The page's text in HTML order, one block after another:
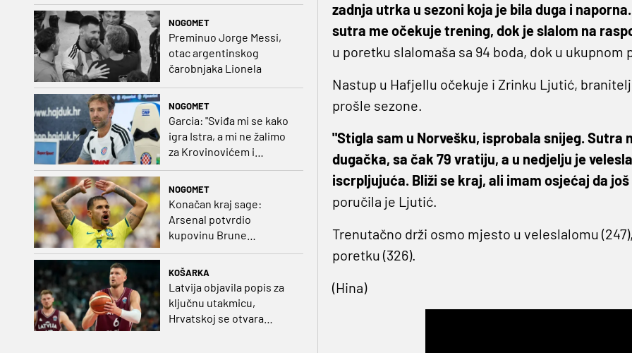
NOGOMET
Preminuo Jorge Messi,
otac argentinskog
čarobnjaka Lionela
NOGOMET
Garcia: "Sviđa mi se kako
igra Istra, a mi ne žalimo
za Krovinovićem i
Guillamonom. Selahi?
NOGOMET
Konačan kraj sage:
Arsenal potvrdio
kupovinu Brune
KOŠARKA
Latvija objavila popis za
ključnu utakmicu,
Hrvatskoj se otvara
zadnja utrka u sezoni koja je bila duga i
sutra me očekuje trening, dok je slalom na
u poretku slalomaša sa 94 boda, dok u ukupnom
Nastup u Hafjellu očekuje i Zrinku Ljutić,
prošle sezone.
"Stigla sam u Norvešku, isprobala snijeg. Sutra
dugačka, sa čak 79 vratiju, a u nedjelju je
iscrpljujuća. Bliži se kraj, ali imam osjećaj da
poručila je Ljutić.
Trenutačno drži osmo mjesto u veleslalomu
poretku (326).
(Hina)